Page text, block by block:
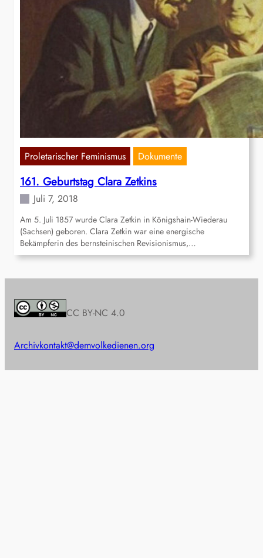
Proletarischer Feminismus Dokumente
161. Geburtstag Clara Zetkins
Juli 7, 2018
Am 5. Juli 1857 wurde Clara Zetkin in Königshain-Wiederau
(Sachsen) geboren. Clara Zetkin war eine energische
Bekämpferin des bernsteinischen Revisionismus,…
CC BY-NC 4.0
Archivkontakt@demvolkedienen.org